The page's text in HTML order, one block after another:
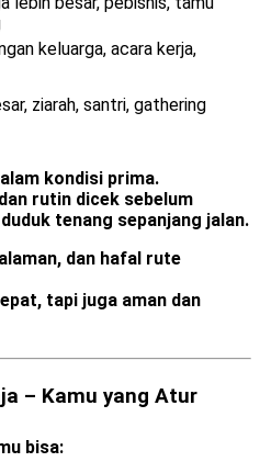
keluarga, acara kerja,
ziarah, santri, gathering
kondisi prima.
rutin dicek sebelum
tenang sepanjang jalan.
dan hafal rute
tapi juga aman dan
– Kamu yang Atur
bisa: